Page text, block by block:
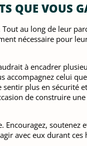
QUE VOUS
au long de leur
nécessaire pour
à encadrer
celui
plus en sécurité
de construire
Encouragez,
avec eux durant ces